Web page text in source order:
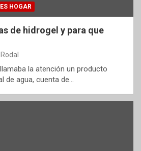
HOGAR
de hidrogel y para que
la atención un producto
agua, cuenta de…